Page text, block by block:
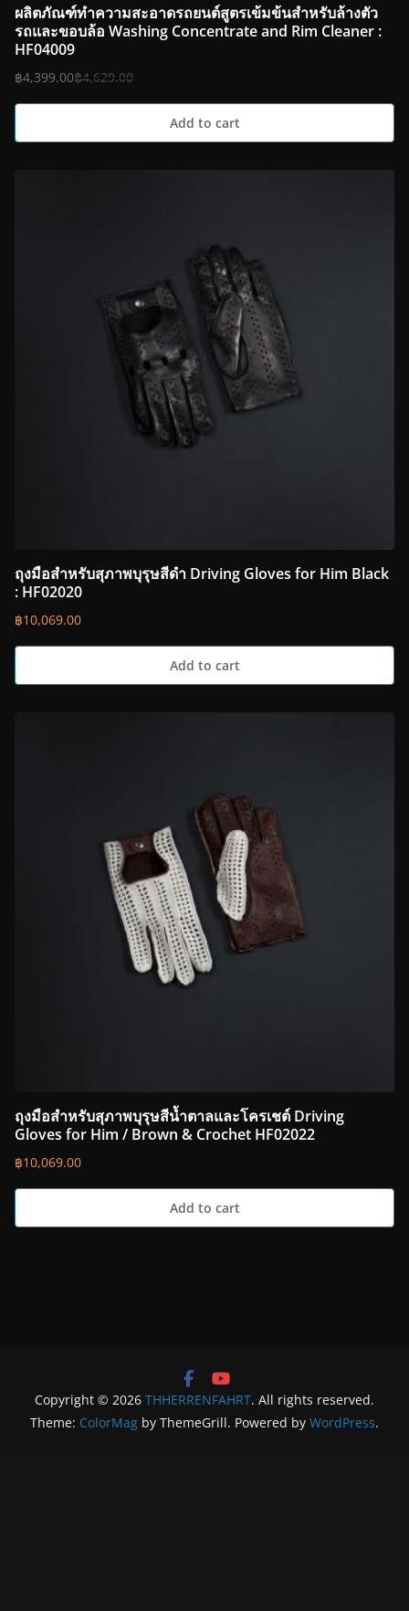
ผลิตภัณฑ์ทำความสะอาดรถยนต์สูตรเข้มข้นสำหรับล้างตัว
รถและขอบล้อ Washing Concentrate and Rim Cleaner :
HF04009
฿4,629.00
฿4,399.00
Add to cart
ถุงมือสำหรับสุภาพบุรุษสีดำ Driving Gloves for Him Black
: HF02020
฿10,069.00
Add to cart
ถุงมือสำหรับสุภาพบุรุษสีน้ำตาลและโครเชต์ Driving
Gloves for Him / Brown & Crochet HF02022
฿10,069.00
Add to cart
Copyright © 2026 THHERRENFAHRT. All rights reserved.
Theme: ColorMag by ThemeGrill. Powered by WordPress.